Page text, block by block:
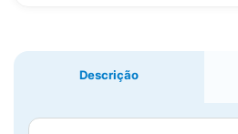
Descrição